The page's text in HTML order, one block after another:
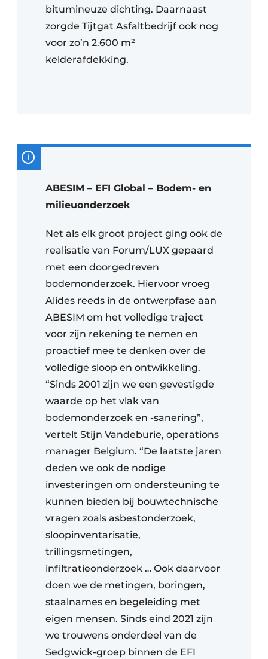
bitumineuze dichting. Daarnaast
zorgde Tijtgat Asfaltbedrijf ook nog
voor zo’n 2.600 m²
kelderafdekking.
ABESIM – EFI Global – Bodem- en
milieuonderzoek
Net als elk groot project ging ook de
realisatie van Forum/LUX gepaard
met een doorgedreven
bodemonderzoek. Hiervoor vroeg
Alides reeds in de ontwerpfase aan
ABESIM om het volledige traject
voor zijn rekening te nemen en
proactief mee te denken over de
volledige sloop en ontwikkeling.
“Sinds 2001 zijn we een gevestigde
waarde op het vlak van
bodemonderzoek en -sanering”,
vertelt Stijn Vandeburie, operations
manager Belgium. “De laatste jaren
deden we ook de nodige
investeringen om ondersteuning te
kunnen bieden bij bouwtechnische
vragen zoals asbestonderzoek,
sloopinventarisatie,
trillingsmetingen,
infiltratieonderzoek … Ook daarvoor
doen we de metingen, boringen,
staalnames en begeleiding met
eigen mensen. Sinds eind 2021 zijn
we trouwens onderdeel van de
Sedgwick-groep binnen de EFI